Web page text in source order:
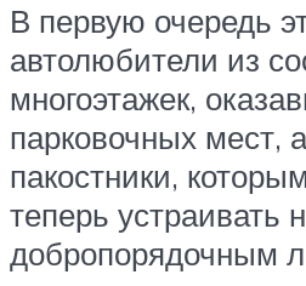
В первую очередь
автолюбители из
многоэтажек,
парковочных мест,
пакостники,
теперь устраивать
добропорядочным